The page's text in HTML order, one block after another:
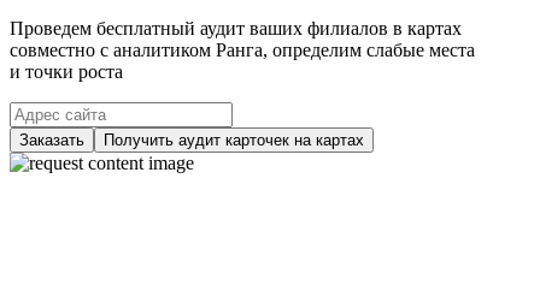
Проведем бесплатный аудит ваших филиалов в картах
совместно с аналитиком Ранга, определим слабые места
и точки роста
Заказать Получить аудит карточек на картах